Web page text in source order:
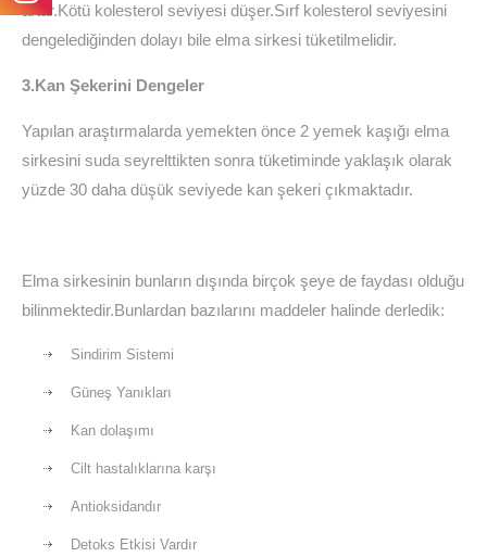
artar.Kötü kolesterol seviyesi düşer.Sırf kolesterol seviyesini
dengelediğinden dolayı bile elma sirkesi tüketilmelidir.
3.Kan Şekerini Dengeler
Yapılan araştırmalarda yemekten önce 2 yemek kaşığı elma
sirkesini suda seyrelttikten sonra tüketiminde yaklaşık olarak
yüzde 30 daha düşük seviyede kan şekeri çıkmaktadır.
Elma sirkesinin bunların dışında birçok şeye de faydası olduğu
bilinmektedir.Bunlardan bazılarını maddeler halinde derledik:
Sindirim Sistemi
Güneş Yanıkları
Kan dolaşımı
Cilt hastalıklarına karşı
Antioksidandır
Detoks Etkisi Vardır